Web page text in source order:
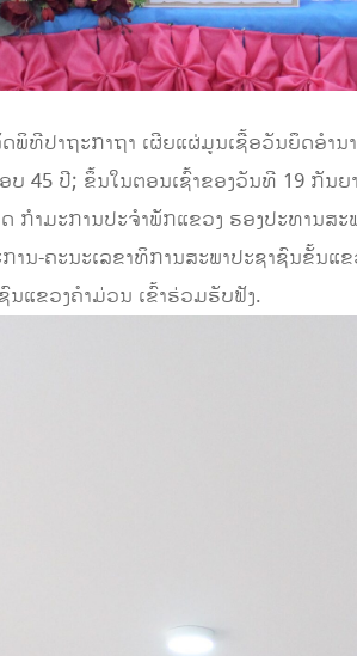
ຖະກາຖາ ເຜີຍແຜ່ມູນເຊື້ອວັນຍຶດອຳນ
ບ 45 ປີ; ຂຶ້ນໃນຕອນເຊົ້າຂອງວັນທີ 19 ກັນ
ກຳມະການປະຈໍາພັກແຂວງ ຮອງປະທານ
ານ-ຄະນະເລຂາທິການສະພາປະຊາຊົນຂັ້
ແຂວງຄໍາມ່ວນ ເຂົ້າຮ່ວມຮັບຟັງ.